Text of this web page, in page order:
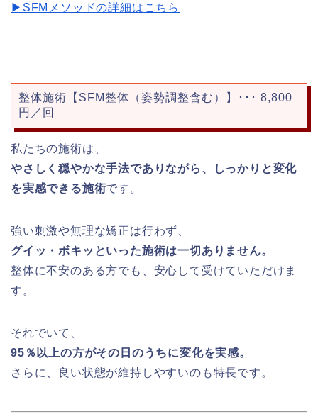
▶︎SFMメソッドの詳細はこちら
整体施術【SFM整体（姿勢調整含む）】･･･ 8,800
円／回
私たちの施術は、
やさしく穏やかな手法でありながら、しっかりと変化
を実感できる施術です。
強い刺激や無理な矯正は行わず、
グイッ・ボキッといった施術は一切ありません。
整体に不安のある方でも、安心して受けていただけま
す。
それでいて、
95％以上の方がその日のうちに変化を実感。
さらに、良い状態が維持しやすいのも特長です。